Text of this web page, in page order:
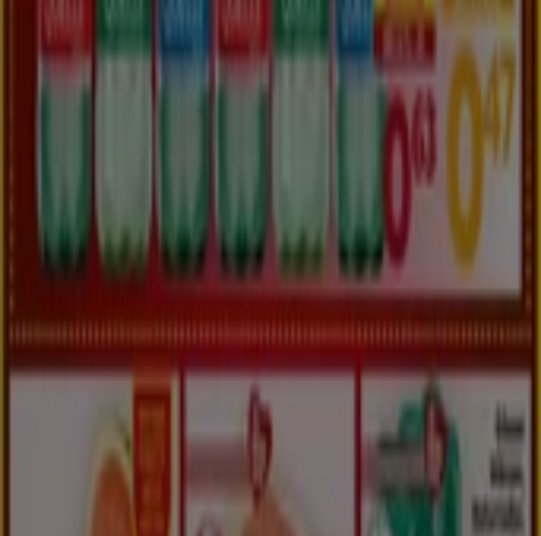
Zeige mehr Städte
Verpasse keine Gelegenheit in Supermärkten
mit Tiendeo!
Tiefkühlgemüse–
wirst du sicherlich
aktuellen Prospekte
damit du überall und jederzeit über die
aktuellen Aktionender Supermärkte
und Discounter
informiert bist!
Siehe die Angebote der Supermärkte
Tiendeo ist Teil von Shopfully, dem Tech-Unternehmen,
das das lokale Einkaufen weltweit neu erfindet.